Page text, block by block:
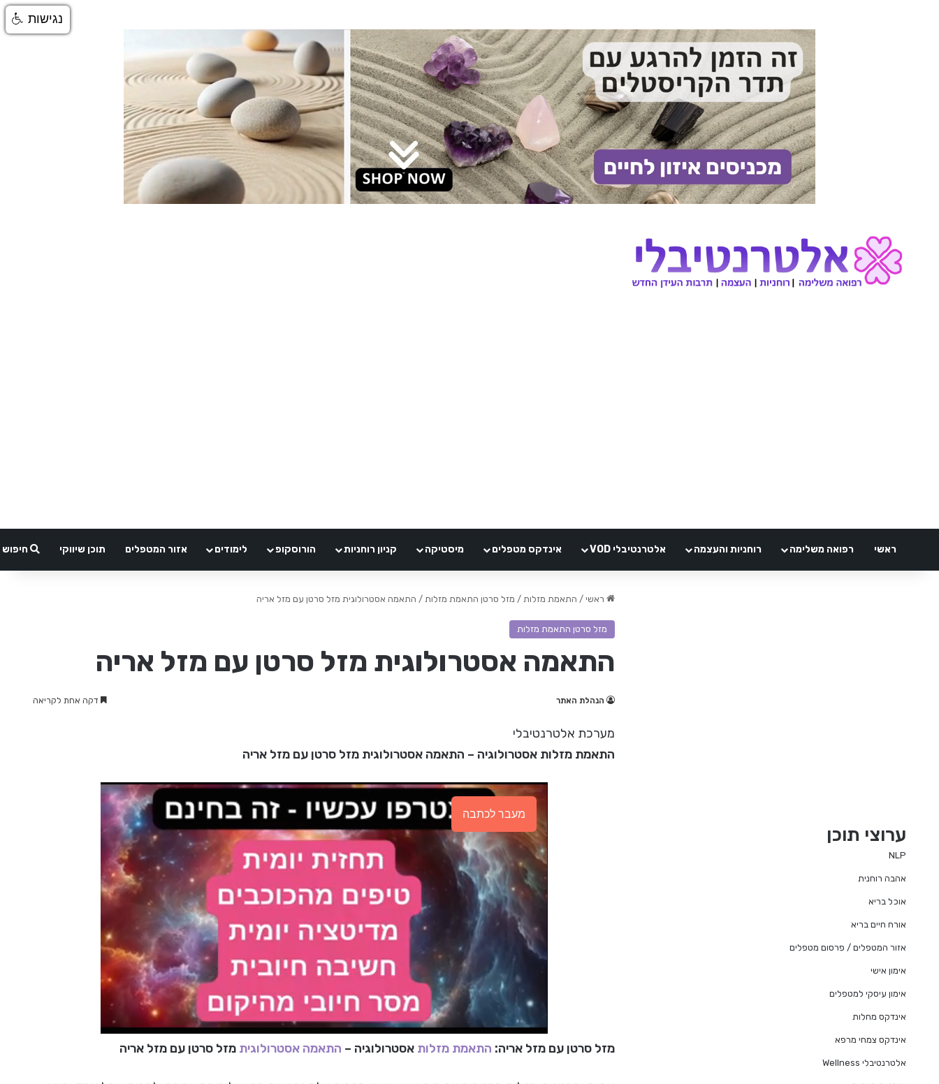
ראשי רפואה משלימה רוחניות והעצמה אלטרנטיבלי VOD אינדקס מטפלים מיסטיקה קניון רוחניות הורוסקופ לימודים אזור המטפלים תוכן שיווקי חיפוש
ראשי / התאמת מזלות / מזל סרטן התאמת מזלות / התאמה אסטרולוגית מזל סרטן עם מזל אריה
מזל סרטן התאמת מזלות
התאמה אסטרולוגית מזל סרטן עם מזל אריה
הנהלת האתר דקה אחת לקריאה
מערכת אלטרנטיבלי
התאמת מזלות אסטרולוגיה – התאמה אסטרולוגית מזל סרטן עם מזל אריה
מעבר לכתבה
מזל סרטן עם מזל אריה: התאמת מזלות אסטרולוגיה – התאמה אסטרולוגית מזל סרטן עם מזל אריה
ערוצי תוכן
NLP
אהבה רוחנית
אוכל בריא
אורח חיים בריא
אזור המטפלים / פרסום מטפלים
אימון אישי
אימון עיסקי למטפלים
אינדקס מחלות
אינדקס צמחי מרפא
אלטרנטיבלי Wellness
נגישות